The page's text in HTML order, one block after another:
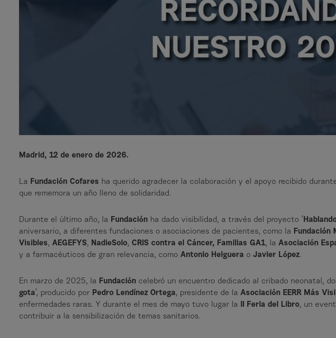
Madrid, 12 de enero de 2026.
La Fundación Cofares ha querido agradecer la colaboración y el apoyo recibido
que rememora un año lleno de solidaridad.
Durante el último año, la Fundación ha dado visibilidad, a través del proyecto ‘
aniversario, a diferentes fundaciones o asociaciones de pacientes, como la Fundación
Visibles, AEGEFYS, NadieSolo, CRIS contra el Cáncer, Familias GA1, la Asociación
y a farmacéuticos de gran relevancia, como Antonio Helguera o Javier López.
En marzo de 2025, la Fundación celebró un encuentro dedicado al cribado neonatal,
gota’, producido por Pedro Lendínez Ortega, presidente de la Asociación EERR Más
enfermedades raras. Y durante el mes de mayo tuvo lugar la
II Feria del Libro, un
contribuir a la sensibilización de temas sanitarios.